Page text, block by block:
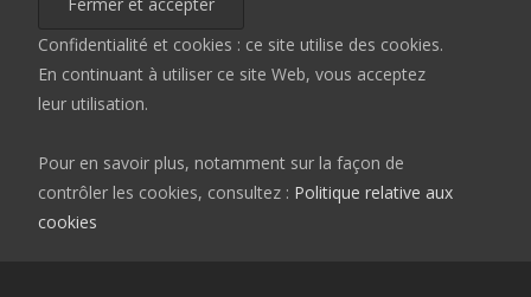
Confidentialité et cookies : ce site utilise des cookies.
En continuant à utiliser ce site Web, vous acceptez
leur utilisation.
Pour en savoir plus, notamment sur la façon de
contrôler les cookies, consultez : Politique relative aux
cookies